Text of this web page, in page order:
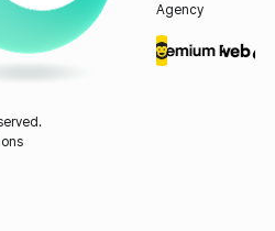
Agency